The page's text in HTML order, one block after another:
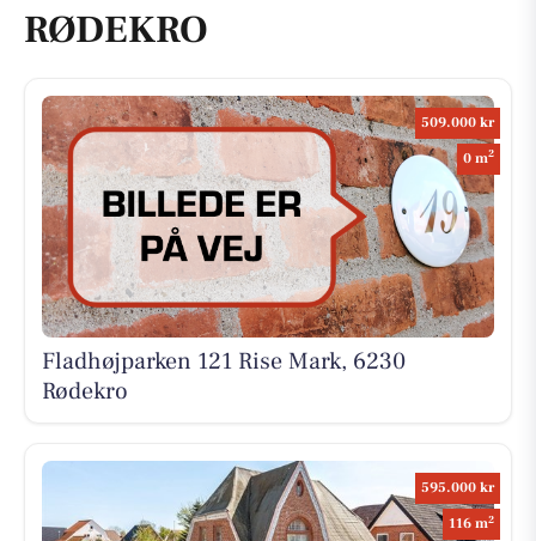
RØDEKRO
509.000 kr
0 m2
Fladhøjparken 121 Rise Mark, 6230
Rødekro
595.000 kr
116 m2